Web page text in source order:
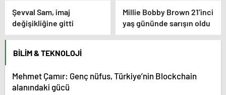
Şevval Sam, imaj
değişikliğine gitti
Millie Bobby Brown 21’inci
yaş gününde sarışın oldu
BILIM & TEKNOLOJI
Mehmet Çamır: Genç nüfus, Türkiye’nin Blockchain
alanındaki gücü